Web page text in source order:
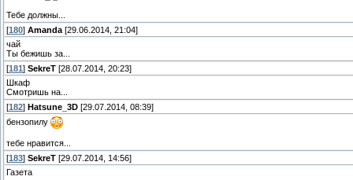
Тебе должны...
[180] Amanda [29.06.2014, 21:04]
чай
Ты бежишь за...
[181 ] SekreТ [28.07.2014, 20:23]
Шкаф
Смотришь на...
[182] Hatsune_3D [29.07.2014, 08:39]
бензопилу
тебе нравится...
[183] SekreТ [29.07.2014, 14:56]
Газета